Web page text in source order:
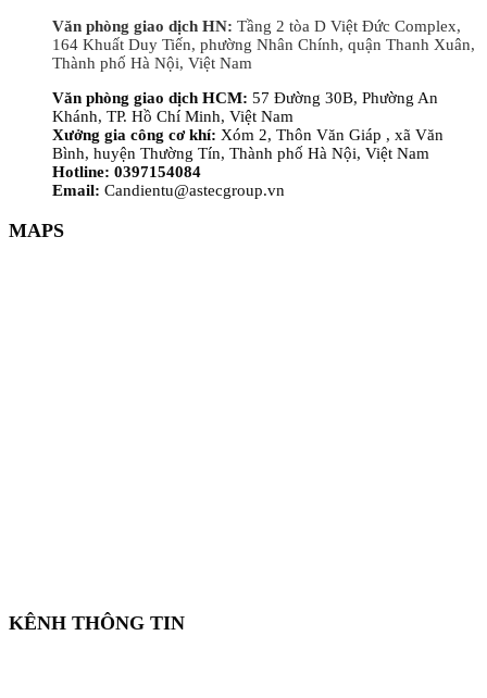
Văn phòng giao dịch HN: Tầng 2 tòa D Việt Đức Complex,
164 Khuất Duy Tiến, phường Nhân Chính, quận Thanh Xuân,
Thành phố Hà Nội, Việt Nam
Văn phòng giao dịch HCM: 57 Đường 30B, Phường An
Khánh, TP. Hồ Chí Minh, Việt Nam
Xưởng gia công cơ khí: Xóm 2, Thôn Văn Giáp , xã Văn
Bình, huyện Thường Tín, Thành phố Hà Nội, Việt Nam
Hotline: 0397154084
Email: Candientu@astecgroup.vn
MAPS
KÊNH THÔNG TIN